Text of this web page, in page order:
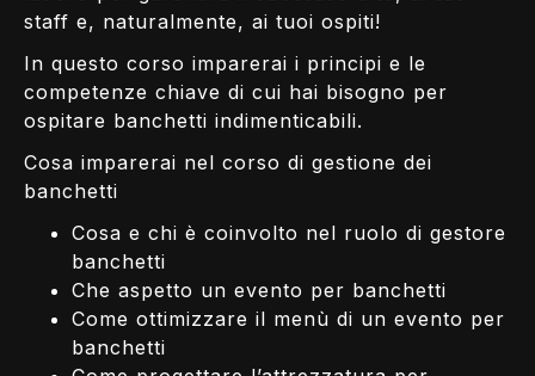
staff e, naturalmente, ai tuoi ospiti!
In questo corso imparerai i principi e le
competenze chiave di cui hai bisogno per
ospitare banchetti indimenticabili.
Cosa imparerai nel corso di gestione dei
banchetti
Cosa e chi è coinvolto nel ruolo di gestore
banchetti
Che aspetto un evento per banchetti
Come ottimizzare il menù di un evento per
banchetti